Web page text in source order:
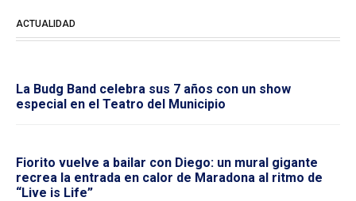
ACTUALIDAD
La Budg Band celebra sus 7 años con un show
especial en el Teatro del Municipio
Fiorito vuelve a bailar con Diego: un mural gigante
recrea la entrada en calor de Maradona al ritmo de
“Live is Life”